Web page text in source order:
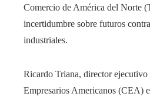
Comercio de América del Norte
incertidumbre sobre futuros
industriales.
Ricardo Triana, director ejecutivo
Empresarios Americanos (CEA)